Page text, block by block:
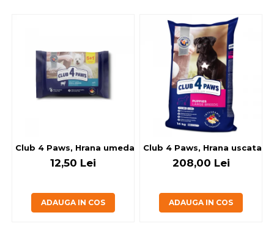
Club 4 Paws, Hrana umeda caini - cu miel, set 5+1, 6x80 g
12,50 Lei
ADAUGA IN COS
Club 4 Paws, Hrana uscata
208,00 Lei
ADAUGA IN COS